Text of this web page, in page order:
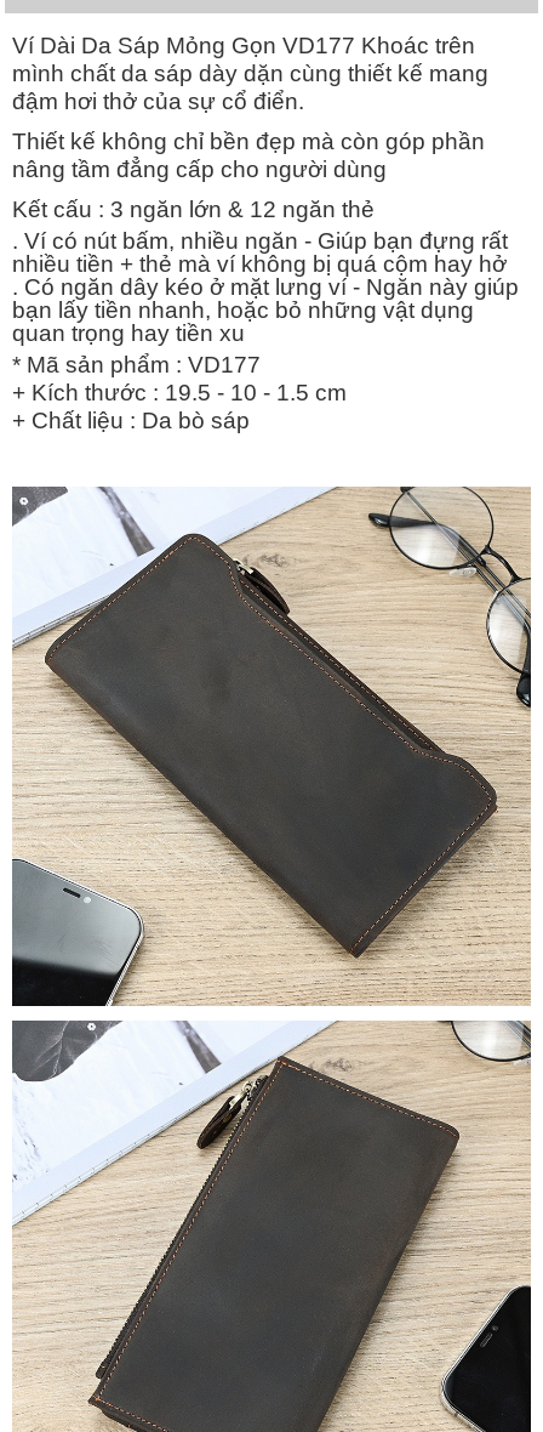
Ví Dài Da Sáp Mỏng Gọn VD177 Khoác trên
mình chất da sáp dày dặn cùng thiết kế mang
đậm hơi thở của sự cổ điển.
Thiết kế không chỉ bền đẹp mà còn góp phần
nâng tầm đẳng cấp cho người dùng
Kết cấu : 3 ngăn lớn & 12 ngăn thẻ
. Ví có nút bấm, nhiều ngăn - Giúp bạn đựng rất
nhiều tiền + thẻ mà ví không bị quá cộm hay hở
. Có ngăn dây kéo ở mặt lưng ví - Ngăn này giúp
bạn lấy tiền nhanh, hoặc bỏ những vật dụng
quan trọng hay tiền xu
* Mã sản phẩm : VD177
+ Kích thước : 19.5 - 10 - 1.5 cm
+ Chất liệu : Da bò sáp